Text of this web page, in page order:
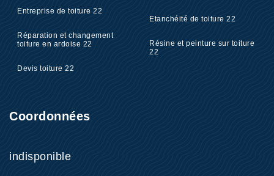
Entreprise de toiture 22
Réparation et changement
toiture en ardoise 22
Devis toiture 22
Etanchéité de toiture 22
Résine et peinture sur toiture
22
Coordonnées
indisponible